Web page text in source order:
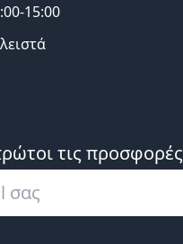
15:00
τις προσφορές